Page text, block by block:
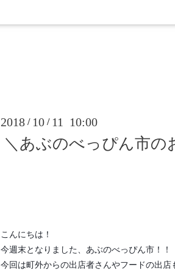
2018 / 10 / 11 10:00
＼あぶのべっぴん市の
こんにちは！
今週末となりました、あぶのべっぴん市！！
今回は町外からの出店者さんやフードの出店